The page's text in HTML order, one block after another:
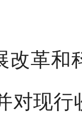
改革
对现